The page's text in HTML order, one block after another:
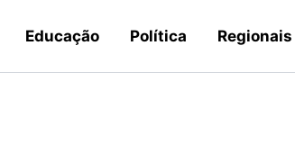
Educação Política Regionais